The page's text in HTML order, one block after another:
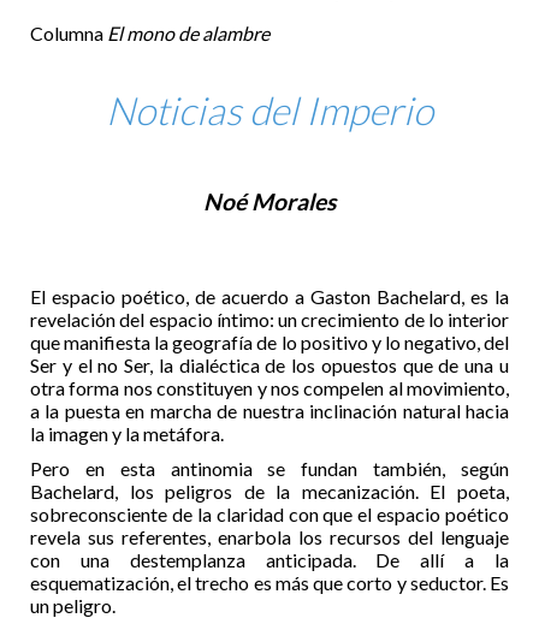
Columna El mono de alambre
Noticias del Imperio
Noé Morales
El espacio poético, de acuerdo a Gaston Bachelard, es la
revelación del espacio íntimo: un crecimiento de lo interior
que manifiesta la geografía de lo positivo y lo negativo, del
Ser y el no Ser, la dialéctica de los opuestos que de una u
otra forma nos constituyen y nos compelen al movimiento,
a la puesta en marcha de nuestra inclinación natural hacia
la imagen y la metáfora.
Pero en esta antinomia se fundan también, según
Bachelard, los peligros de la mecanización. El poeta,
sobreconsciente de la claridad con que el espacio poético
revela sus referentes, enarbola los recursos del lenguaje
con una destemplanza anticipada. De allí a la
esquematización, el trecho es más que corto y seductor. Es
un peligro.